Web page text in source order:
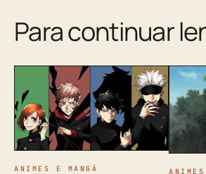
Para continuar
ANIMES E MANGÁ